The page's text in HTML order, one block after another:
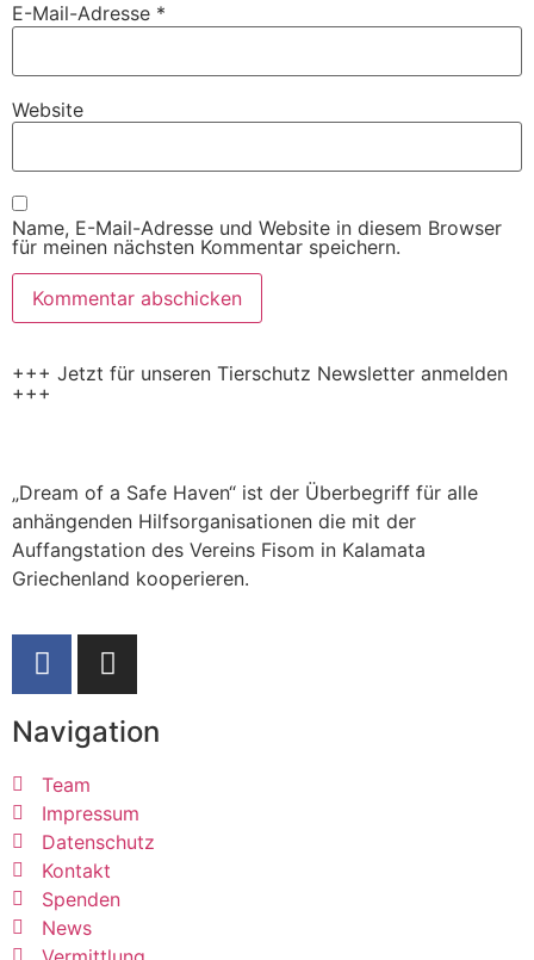
E-Mail-Adresse *
Website
Name, E-Mail-Adresse und Website in diesem Browser
für meinen nächsten Kommentar speichern.
+++ Jetzt für unseren Tierschutz Newsletter anmelden
+++
„Dream of a Safe Haven“ ist der Überbegriff für alle
anhängenden Hilfsorganisationen die mit der
Auffangstation des Vereins Fisom in Kalamata
Griechenland kooperieren.
Navigation
Team
Impressum
Datenschutz
Kontakt
Spenden
News